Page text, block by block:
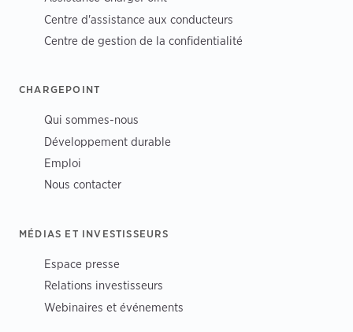
Centre d'assistance aux conducteurs
Centre de gestion de la confidentialité
CHARGEPOINT
Qui sommes-nous
Développement durable
Emploi
Nous contacter
MÉDIAS ET INVESTISSEURS
Espace presse
Relations investisseurs
Webinaires et événements